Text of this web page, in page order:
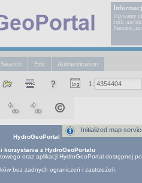
Search Edit Authentication
1:
Initialized map
Używamy
Jeśli nie
Pamiętaj,
HydroGeoPortal
korzystania z HydroGeoPortalu
oraz aplikacji HydroGeoPortal dostępnej
bez żadnych ograniczeń i zastrzeżeń.